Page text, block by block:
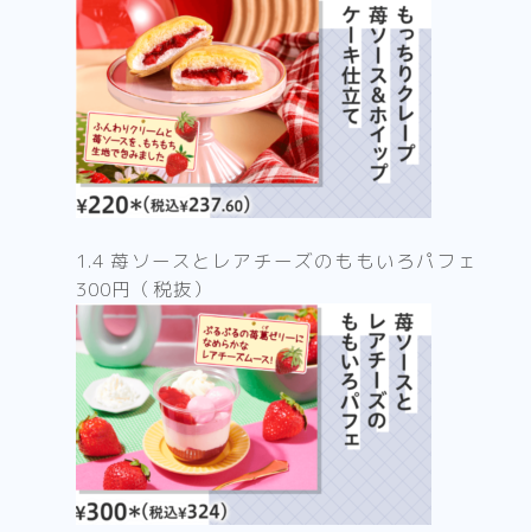
1.4 苺ソースとレアチーズのももいろパフェ
300円（税抜）